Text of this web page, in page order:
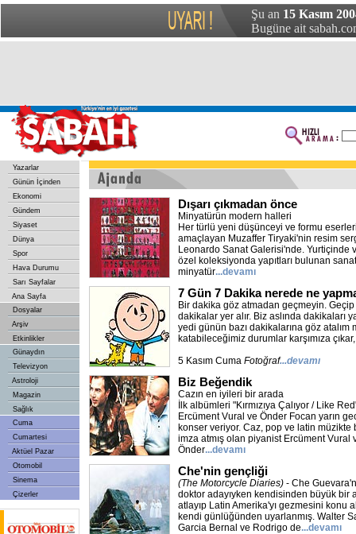
Şu an 15 Kasım
Bugüne ait
Yazarlar
Günün İçinden
Ekonomi
Gündem
Siyaset
Dünya
Spor
Hava Durumu
Sarı Sayfalar
Ana Sayfa
Dosyalar
Arşiv
Etkinlikler
Günaydın
Televizyon
Astroloji
Magazin
Sağlık
Cuma
Cumartesi
Aktüel Pazar
Otomobil
Sinema
Çizerler
Dışarı çıkmadan önce
Minyatürün modern halleri
Her türlü yeni düşünceyi ve formu
amaçlayan Muzaffer Tiryaki'nin resim
Leonardo Sanat Galerisi'nde. Yurtiçinde
özel koleksiyonda yapıtları bulunan
minyatür...devamı
7 Gün 7 Dakika nerede ne
Bir dakika göz atmadan geçmeyin.
dakikalar yer alır. Biz aslında dakikaları
yedi günün bazı dakikalarına göz atalım
katabileceğimiz durumlar karşımıza
5 Kasım Cuma Fotoğraf...devamı
Biz Beğendik
Cazın en iyileri bir arada
İlk albümleri "Kırmızıya Çalıyor / Like
Ercüment Vural ve Önder Focan yarın
konser veriyor. Caz, pop ve latin müzikte
imza atmış olan piyanist Ercüment Vural
Önder...devamı
Che'nin gençliği
(The Motorcycle Diaries) - Che
doktor adayıyken kendisinden büyük bir
atlayıp Latin Amerika'yı gezmesini konu
kendi günlüğünden uyarlanmış. Walter
Garcia Bernal ve Rodrigo de...devamı